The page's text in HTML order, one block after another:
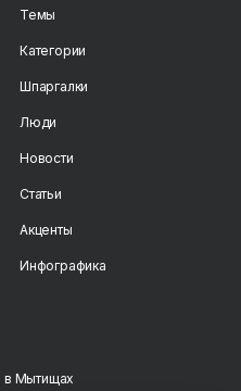
Темы
Категории
Шпаргалки
Люди
Новости
Статьи
Акценты
Инфографика
в Мытищах